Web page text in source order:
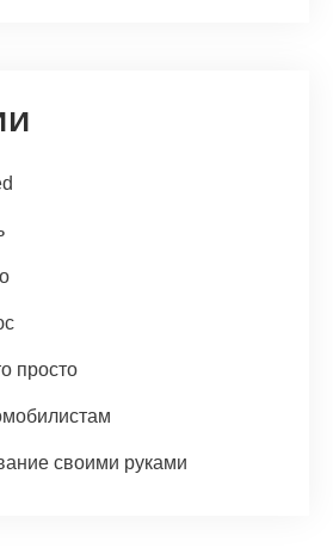
просто
своими руками